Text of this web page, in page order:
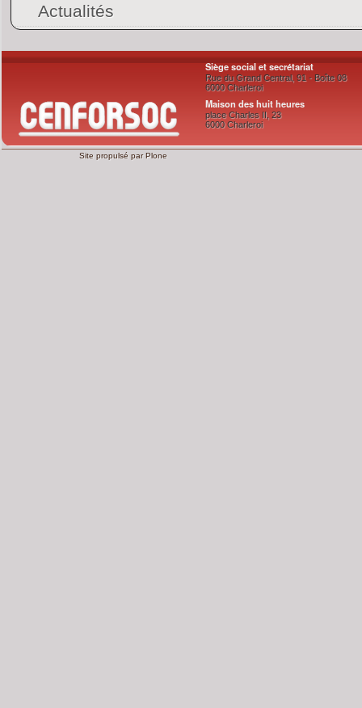
Actualités
Siège social et secrétariat
Rue du Grand Central, 91 - Boîte 08
6000 Charleroi
Maison des huit heures
place Charles II, 23
6000 Charleroi
Site propulsé parPlone